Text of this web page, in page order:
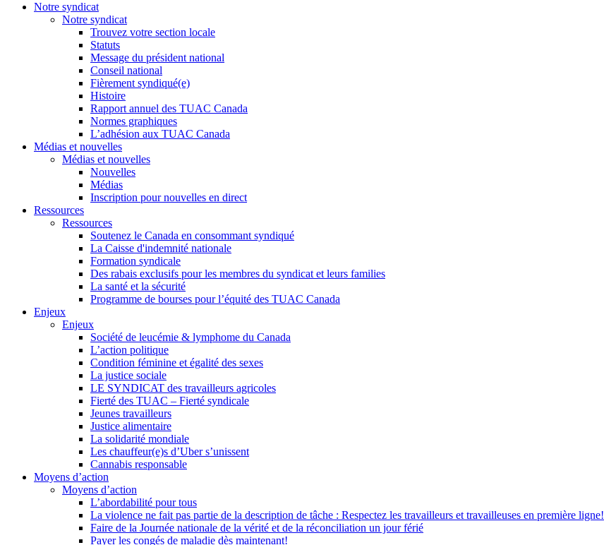
Notre syndicat
Notre syndicat
Trouvez votre section locale
Statuts
Message du président national
Conseil national
Fièrement syndiqué(e)
Histoire
Rapport annuel des TUAC Canada
Normes graphiques
L’adhésion aux TUAC Canada
Médias et nouvelles
Médias et nouvelles
Nouvelles
Médias
Inscription pour nouvelles en direct
Ressources
Ressources
Soutenez le Canada en consommant syndiqué
La Caisse d'indemnité nationale
Formation syndicale
Des rabais exclusifs pour les membres du syndicat et leurs families
La santé et la sécurité
Programme de bourses pour l’équité des TUAC Canada
Enjeux
Enjeux
Société de leucémie & lymphome du Canada
L’action politique
Condition féminine et égalité des sexes
La justice sociale
LE SYNDICAT des travailleurs agricoles
Fierté des TUAC – Fierté syndicale
Jeunes travailleurs
Justice alimentaire
La solidarité mondiale
Les chauffeur(e)s d’Uber s’unissent
Cannabis responsable
Moyens d’action
Moyens d’action
L’abordabilité pour tous
La violence ne fait pas partie de la description de tâche : Respectez les travailleurs et travailleuses en première ligne!
Faire de la Journée nationale de la vérité et de la réconciliation un jour férié
Payer les congés de maladie dès maintenant!